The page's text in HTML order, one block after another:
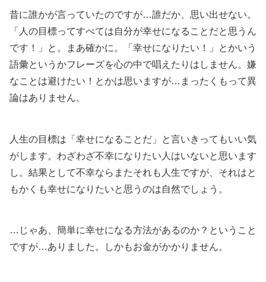
昔に誰かが言っていたのですが…誰だか、思い出せない。
「人の目標ってすべては自分が幸せになることだと思うん
です！」と。まあ確かに。「幸せになりたい！」とかいう
語彙というかフレーズを心の中で唱えたりはしません。嫌
なことは避けたい！とかは思いますが…まったくもって異
論はありません。
人生の目標は「幸せになることだ」と言いきってもいい気
がします。わざわざ不幸になりたい人はいないと思います
し。結果として不幸ならまたそれも人生ですが、それはと
もかくも幸せになりたいと思うのは自然でしょう。
…じゃあ、簡単に幸せになる方法があるのか？ということ
ですが…ありました。しかもお金がかかりません。